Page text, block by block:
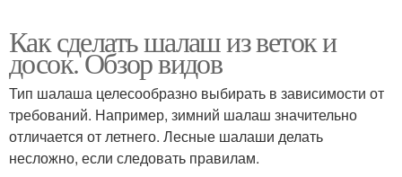
Как сделать шалаш из веток и
досок. Обзор видов
Тип шалаша целесообразно выбирать в зависимости от
требований. Например, зимний шалаш значительно
отличается от летнего. Лесные шалаши делать
несложно, если следовать правилам.